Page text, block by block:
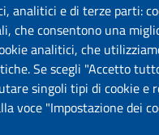
analitici e di terze parti:
che consentono una
analitici, che
Se scegli "Accetto
singoli tipi di cookie e
voce "Impostazione dei